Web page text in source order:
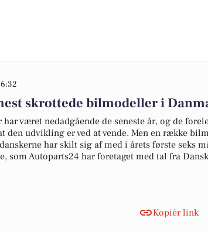
skrottede bilmodeller i
været nedadgående de seneste år, og de
den udvikling er ved at vende. Men en række
har skilt sig af med i årets første seks
som Autoparts24 har foretaget med tal fra
Kopiér link